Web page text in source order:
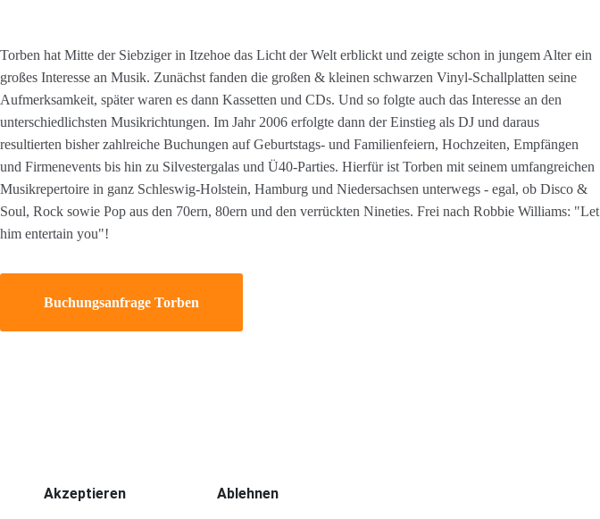
Torben hat Mitte der Siebziger in Itzehoe das Licht der Welt erblickt und zeigte schon in jungem Alter ein
großes Interesse an Musik. Zunächst fanden die großen & kleinen schwarzen Vinyl-Schallplatten seine
Aufmerksamkeit, später waren es dann Kassetten und CDs. Und so folgte auch das Interesse an den
unterschiedlichsten Musikrichtungen. Im Jahr 2006 erfolgte dann der Einstieg als DJ und daraus
resultierten bisher zahlreiche Buchungen auf Geburtstags- und Familienfeiern, Hochzeiten, Empfängen
und Firmenevents bis hin zu Silvestergalas und Ü40-Parties. Hierfür ist Torben mit seinem umfangreichen
Musikrepertoire in ganz Schleswig-Holstein, Hamburg und Niedersachsen unterwegs - egal, ob Disco &
Soul, Rock sowie Pop aus den 70ern, 80ern und den verrückten Nineties. Frei nach Robbie Williams: "Let
him entertain you"!
Buchungsanfrage Torben
Akzeptieren Ablehnen